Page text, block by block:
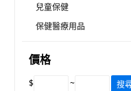
兒童保健
保健醫療用品
價格
$ ~ 搜